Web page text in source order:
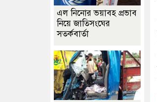
এল নিনোর ভয়াবহ প্রভাব
নিয়ে জাতিসংঘের
সতর্কবার্তা